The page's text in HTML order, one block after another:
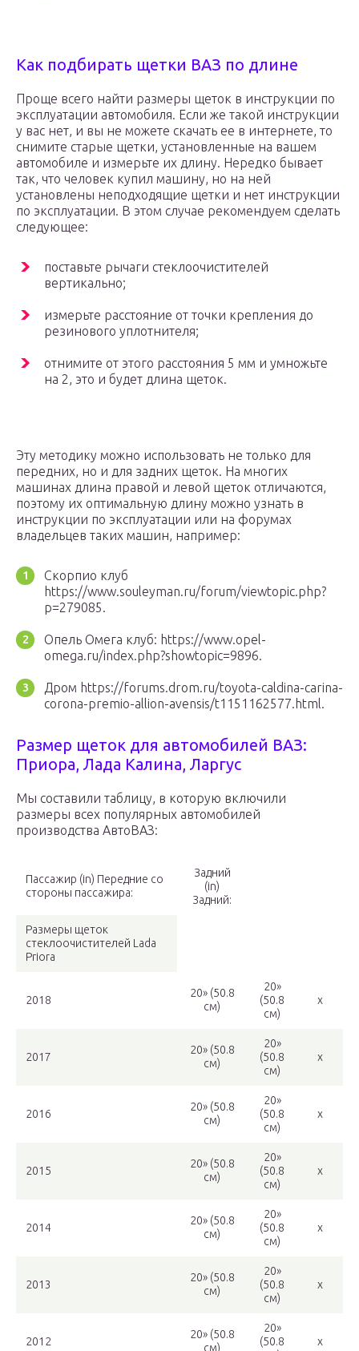
Как подбирать щетки ВАЗ по длине
Проще всего найти размеры щеток в инструкции по
эксплуатации автомобиля. Если же такой инструкции
у вас нет, и вы не можете скачать ее в интернете, то
снимите старые щетки, установленные на вашем
автомобиле и измерьте их длину. Нередко бывает
так, что человек купил машину, но на ней
установлены неподходящие щетки и нет инструкции
по эксплуатации. В этом случае рекомендуем сделать
следующее:
поставьте рычаги стеклоочистителей
вертикально;
измерьте расстояние от точки крепления до
резинового уплотнителя;
отнимите от этого расстояния 5 мм и умножьте
на 2, это и будет длина щеток.
Эту методику можно использовать не только для
передних, но и для задних щеток. На многих
машинах длина правой и левой щеток отличаются,
поэтому их оптимальную длину можно узнать в
инструкции по эксплуатации или на форумах
владельцев таких машин, например:
Скорпио клуб
https://www.souleyman.ru/forum/viewtopic.php?
p=279085.
Опель Омега клуб: https://www.opel-
omega.ru/index.php?showtopic=9896.
Дром https://forums.drom.ru/toyota-caldina-carina-
corona-premio-allion-avensis/t1151162577.html.
Размер щеток для автомобилей ВАЗ:
Приора, Лада Калина, Ларгус
Мы составили таблицу, в которую включили
размеры всех популярных автомобилей
производства АвтоВАЗ:
Пассажир (in) Передние со
стороны пассажира:
Задний
(in)
Задний:
Размеры щеток
стеклоочистителей Lada
Priora
2018
20» (50.8
cм)
20»
(50.8
cм)
x
2017
20» (50.8
cм)
20»
(50.8
cм)
x
2016
20» (50.8
cм)
20»
(50.8
cм)
x
2015
20» (50.8
cм)
20»
(50.8
cм)
x
2014
20» (50.8
cм)
20»
(50.8
cм)
x
2013
20» (50.8
cм)
20»
(50.8
cм)
x
2012
20» (50.8
cм)
20»
(50.8
x